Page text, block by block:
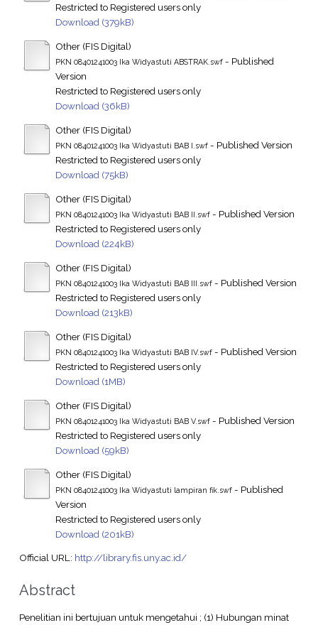
Restricted to Registered users only
Download (379kB)
Other (FIS Digital)
PKN 08401241003 Ika Widyastuti ABSTRAK.swf- Published
Version
Restricted to Registered users only
Download (36kB)
Other (FIS Digital)
PKN 08401241003 Ika Widyastuti BAB I.swf- Published Version
Restricted to Registered users only
Download (75kB)
Other (FIS Digital)
PKN 08401241003 Ika Widyastuti BAB II.swf- Published Version
Restricted to Registered users only
Download (224kB)
Other (FIS Digital)
PKN 08401241003 Ika Widyastuti BAB III.swf- Published Version
Restricted to Registered users only
Download (213kB)
Other (FIS Digital)
PKN 08401241003 Ika Widyastuti BAB IV.swf- Published Version
Restricted to Registered users only
Download (1MB)
Other (FIS Digital)
PKN 08401241003 Ika Widyastuti BAB V.swf- Published Version
Restricted to Registered users only
Download (59kB)
Other (FIS Digital)
PKN 08401241003 Ika Widyastuti lampiran fik.swf- Published
Version
Restricted to Registered users only
Download (201kB)
Official URL: http://library.fis.uny.ac.id/
Abstract
Penelitian ini bertujuan untuk mengetahui ; (1) Hubungan minat